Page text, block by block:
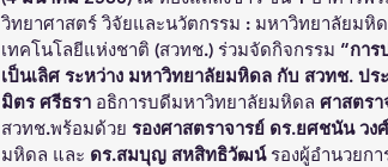
วิทยาศาสตร์ วิจัยและนวัตกรรม : มหาวิทยาลัยม
เทคโนโลยีแห่งชาติ (สวทช.) ร่วมจัดกิจกรรม “การ
เป็นเลิศ ระหว่าง มหาวิทยาลัยมหิดล กับ สวทช. ปร
มิตร ศรีธรา อธิการบดีมหาวิทยาลัยมหิดล ศาสตรา
สวทช.พร้อมด้วย รองศาสตราจารย์ ดร.ยศชนัน วง
มหิดล และ ดร.สมบุญ สหสิทธิวัฒน์ รองผู้อำนวยก